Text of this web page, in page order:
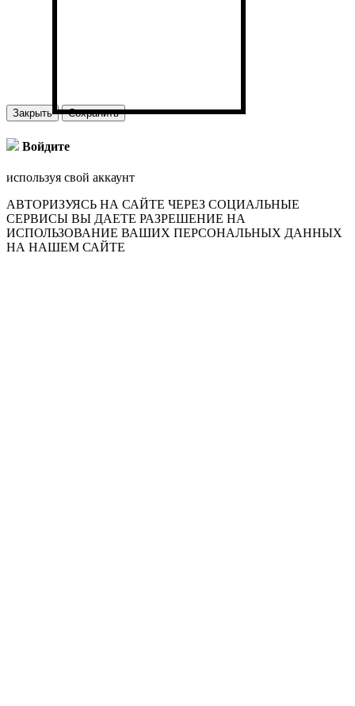
Закрыть Сохранить
Войдите
используя свой аккаунт
АВТОРИЗУЯСЬ НА САЙТЕ ЧЕРЕЗ СОЦИАЛЬНЫЕ
СЕРВИСЫ ВЫ ДАЕТЕ РАЗРЕШЕНИЕ НА
ИСПОЛЬЗОВАНИЕ ВАШИХ ПЕРСОНАЛЬНЫХ ДАННЫХ
НА НАШЕМ САЙТЕ